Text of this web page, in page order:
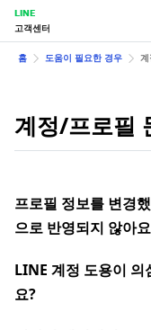
LINE
고객센터
홈 도움이 필요한 경우
계정/프로필
프로필 정보를 변경
으로 반영되지 않아
LINE 계정 도용이
요?